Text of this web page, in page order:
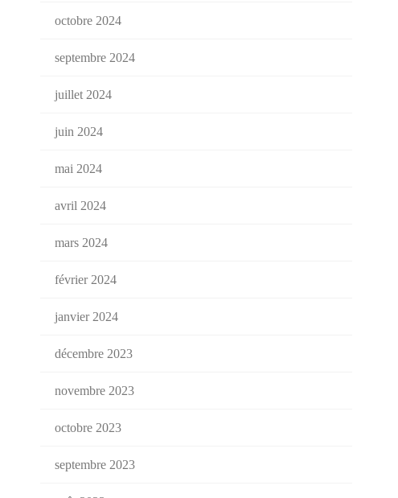
octobre 2024
septembre 2024
juillet 2024
juin 2024
mai 2024
avril 2024
mars 2024
février 2024
janvier 2024
décembre 2023
novembre 2023
octobre 2023
septembre 2023